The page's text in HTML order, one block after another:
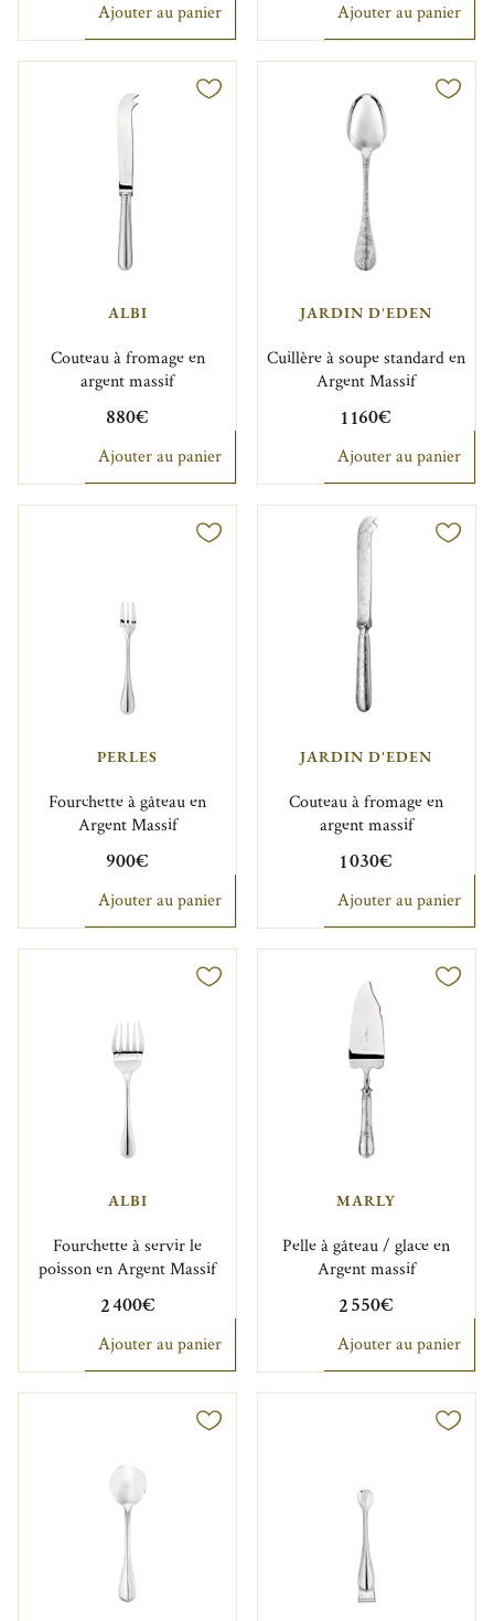
Ajouter au panier Ajouter au panier
ALBI
Couteau à fromage en
argent massif
880€
Ajouter au panier
JARDIN D'EDEN
Cuillère à soupe standard en
Argent Massif
1 160€
Ajouter au panier
PERLES
Fourchette à gâteau en
Argent Massif
900€
Ajouter au panier
JARDIN D'EDEN
Couteau à fromage en
argent massif
1 030€
Ajouter au panier
ALBI
Fourchette à servir le
poisson en Argent Massif
2 400€
Ajouter au panier
MARLY
Pelle à gâteau / glace en
Argent massif
2 550€
Ajouter au panier